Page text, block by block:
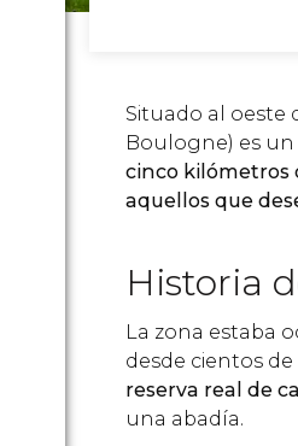
Situado al oeste
Boulogne) es
cinco kilómetros
aquellos que
Historia
La zona estaba
desde cientos
reserva real de
una abadía.